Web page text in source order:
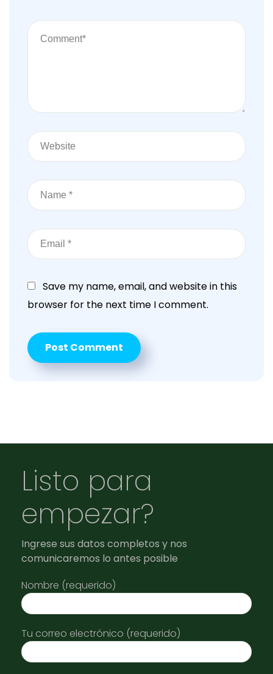
Save my name, email, and website in this
browser for the next time I comment.
Listo para
empezar?
Ingrese sus datos completos y nos
comunicaremos lo antes posible
Nombre (requerido)
Tu correo electrónico (requerido)